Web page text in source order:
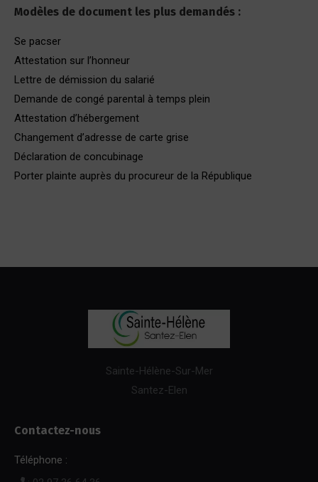
Modèles de document les plus demandés :
Se pacser
Attestation sur l’honneur
Lettre de démission du salarié
Demande de congé parental à temps plein
Attestation d’hébergement
Changement d’adresse de carte grise
Déclaration de concubinage
Porter plainte auprès du procureur de la République
Sainte-Hélène-Sur-Mer
Santez-Elen
Contactez-nous
Téléphone :